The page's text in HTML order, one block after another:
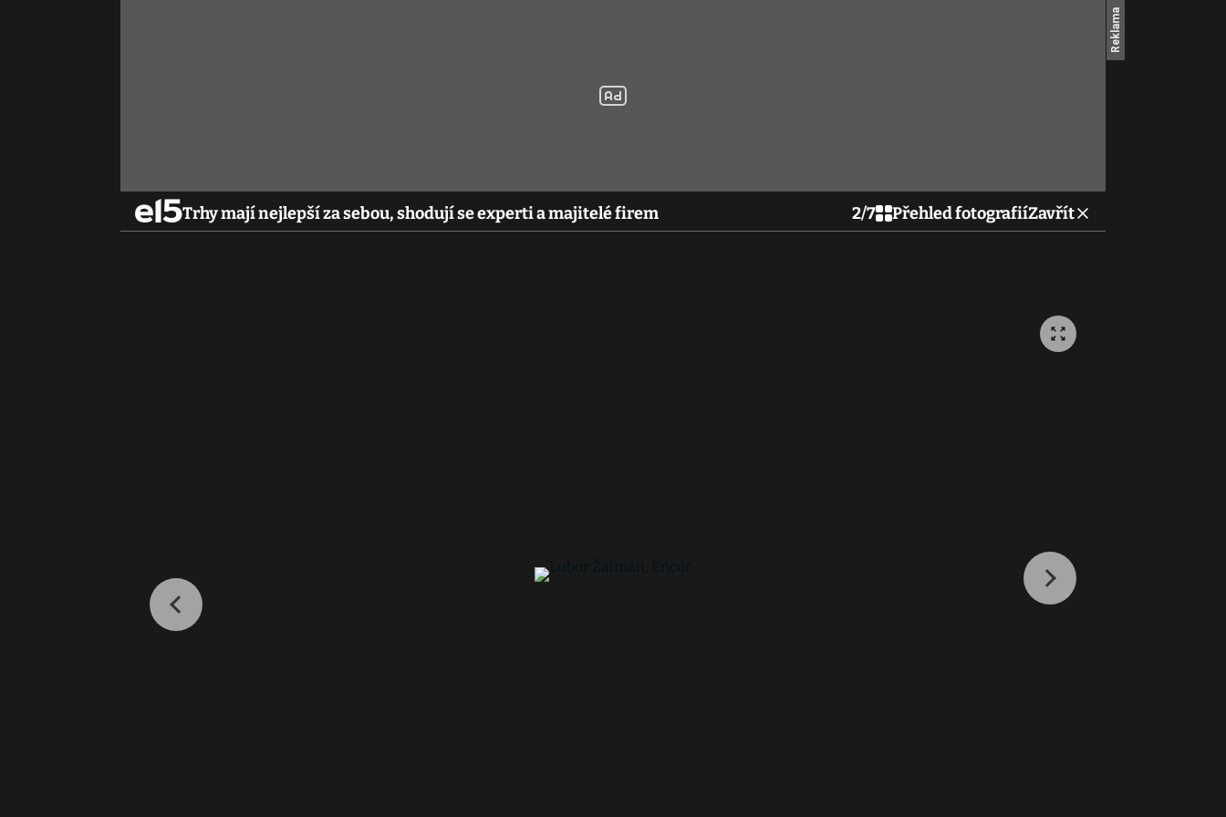
Trhy mají nejlepší za sebou, shodují se experti a majitelé firem 2/7 Přehled fotografiíZavřít